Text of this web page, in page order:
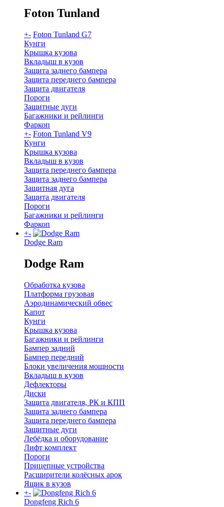
Foton Tunland
+- Foton Tunland G7
Кунги
Крышка кузова
Вкладыш в кузов
Защита заднего бампера
Защита переднего бампера
Защита двигателя
Пороги
Защитные дуги
Багажники и рейлинги
Фаркоп
+- Foton Tunland V9
Кунги
Крышка кузова
Вкладыш в кузов
Защита переднего бампера
Защита заднего бампера
Защитная дуга
Защита двигателя
Пороги
Багажники и рейлинги
Фаркоп
+-
Dodge Ram
Dodge Ram
Обработка кузова
Платформа грузовая
Аэродинамический обвес
Капот
Кунги
Крышка кузова
Багажники и рейлинги
Бампер задний
Бампер передний
Блоки увеличения мощности
Вкладыш в кузов
Дефлекторы
Диски
Защита двигателя, РК и КПП
Защита заднего бампера
Защита переднего бампера
Защитные дуги
Лебёдка и оборудование
Лифт комплект
Пороги
Прицепные устройства
Расширители колёсных арок
Ящик в кузов
+-
Dongfeng Rich 6